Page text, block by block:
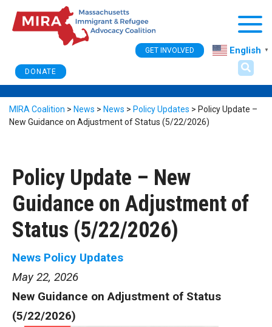
DONATE
GET INVOLVED English ▼
MIRA Coalition > News > News > Policy Updates > Policy Update –
New Guidance on Adjustment of Status (5/22/2026)
Policy Update – New
Guidance on Adjustment of
Status (5/22/2026)
News Policy Updates
May 22, 2026
New Guidance on Adjustment of Status
(5/22/2026)